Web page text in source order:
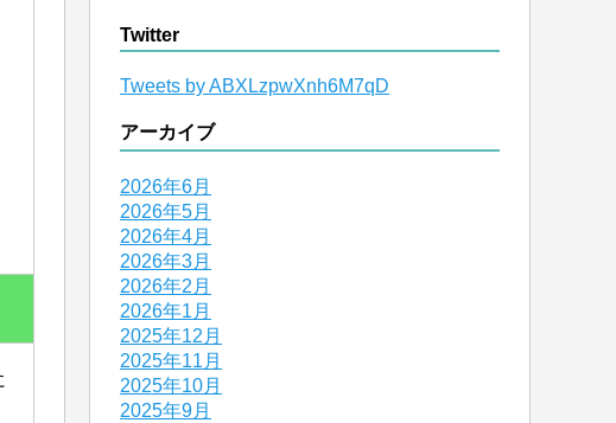
Twitter
Tweets by ABXLzpwXnh6M7qD
アーカイブ
2026年6月
2026年5月
2026年4月
2026年3月
2026年2月
2026年1月
2025年12月
2025年11月
2025年10月
2025年9月